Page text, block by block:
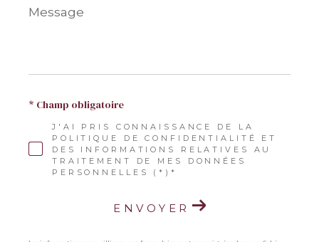
Message
*
J'AI PRIS CONNAISSANCE DE LA
POLITIQUE DE CONFIDENTIALITÉ ET
DES INFORMATIONS RELATIVES AU
TRAITEMENT DE MES DONNÉES
PERSONNELLES (*)*
* Champ obligatoire
ENVOYER